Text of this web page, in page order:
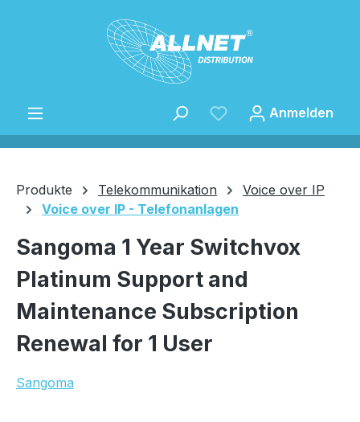
Zum Hauptinhalt springen
Speichern
Anmelden
Produkte Telekommunikation
Voice over IP
Voice over IP - Telefonanlagen
Sangoma 1 Year Switchvox
Platinum Support and
Maintenance Subscription
Renewal for 1 User
Sangoma